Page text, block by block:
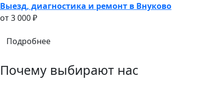
Выезд, диагностика и ремонт в Внуково
oт 3 000 ₽
Подробнее
Почему выбирают нас